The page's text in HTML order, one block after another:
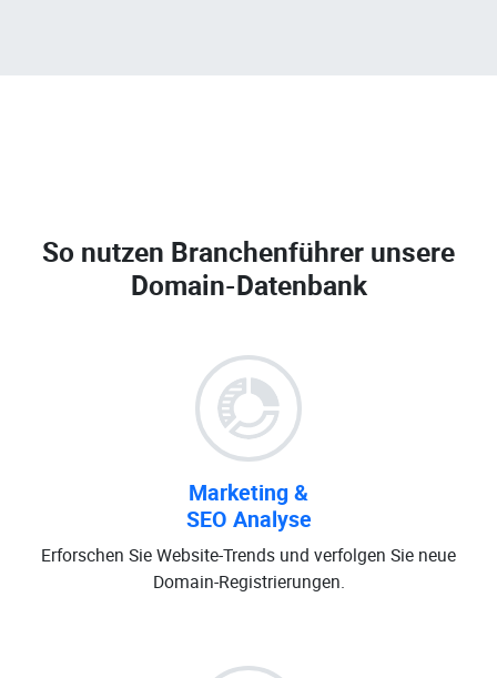
So nutzen Branchenführer unsere
Domain-Datenbank
Marketing &
SEO Analyse
Erforschen Sie Website-Trends und verfolgen Sie neue
Domain-Registrierungen.